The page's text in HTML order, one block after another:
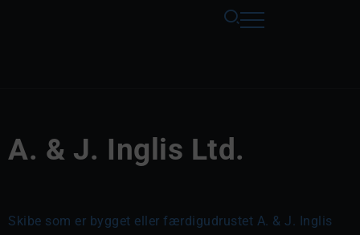
A. & J. Inglis Ltd.
Skibe som er bygget eller færdigudrustet A. & J. Inglis